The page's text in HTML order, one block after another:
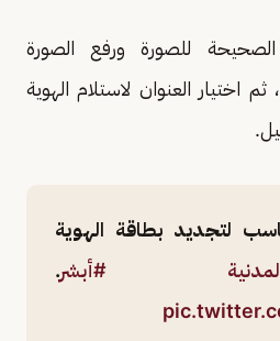
الصحيحة للصورة ورفع الصورة
اختيار العنوان لاستلام الهوية
لتجديد بطاقة الهوية
#أبشر.